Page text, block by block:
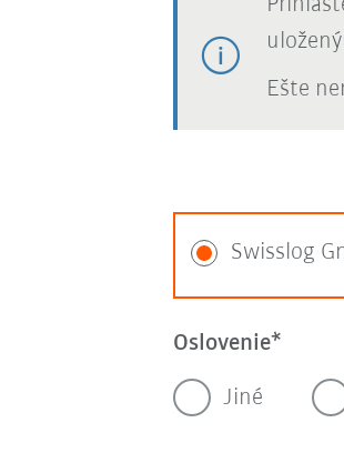
Ešte
Swisslog
Oslovenie
Jiné